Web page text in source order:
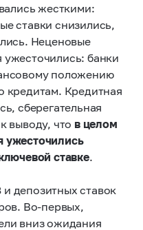
жесткими:
ставки снизились,
Неценовые
банки
положению
кредитам. Кредитная
сберегательная
выводу, что в целом
ужесточились
ставке.
депозитных ставок
Во-первых
вниз ожидания